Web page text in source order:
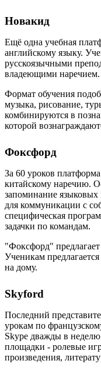
Новакид
Ещё одна учебная
английскому языку.
русскоязычными
владеющими наречием.
Формат обучения
музыка, рисование,
комбинируются в
которой
Фоксфорд
За 60 уроков
китайскому наречию.
запоминание
для коммуникации с
специфическая
задачки по командам.
"Фоксфорд" предлагает
Ученикам
на дому.
Skyford
Последний
урокам по
Skype дважды в
площадки - ролевые
произведения,